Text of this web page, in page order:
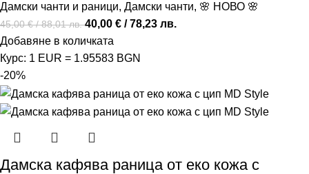
Дамски чанти и раници,Дамски чанти, 🌸 НОВО 🌸
45,00€/ 88,01 лв.40,00€ / 78,23 лв.
Добавяне в количката
Курс: 1 EUR = 1.95583 BGN
-20%
Дамска кафява раница от еко кожа с